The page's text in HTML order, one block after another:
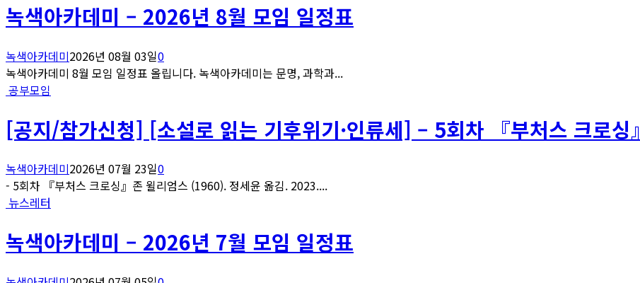
녹색아카데미 – 2026년 8월 모임 일정표
녹색아카데미2026년 08월 03일0
녹색아카데미 8월 모임 일정표 올립니다. 녹색아카데미는 문명, 과학과...
공부모임
[공지/참가신청] [소설로 읽는 기후위기·인류세] – 5회차 『부처스 크로싱』
녹색아카데미2026년 07월 23일0
- 5회차 『부처스 크로싱』존 윌리엄스 (1960). 정세윤 옮김. 2023....
뉴스레터
녹색아카데미 – 2026년 7월 모임 일정표